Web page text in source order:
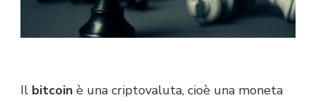
Il bitcoin è una criptovaluta, cioè una moneta